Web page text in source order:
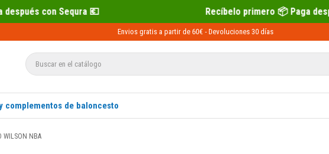
Recíbelo primero 📦 Paga después con Sequra 💶
Envios gratis a partir de 60€ - Devoluciones 30 días
complementos de baloncesto
WILSON NBA